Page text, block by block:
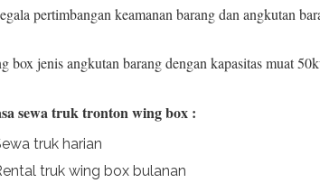
pertimbangan keamanan barang dan angkutan
box jenis angkutan barang dengan kapasitas muat
sewa truk tronton wing box :
truk harian
truk wing box bulanan